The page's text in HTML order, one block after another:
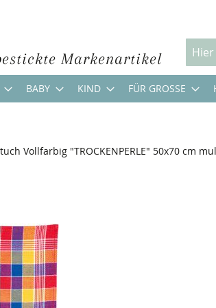
Markenartikel Suche
BABY KIND FÜR GROSSE
Vollfarbig "TROCKENPERLE" 50x70 cm